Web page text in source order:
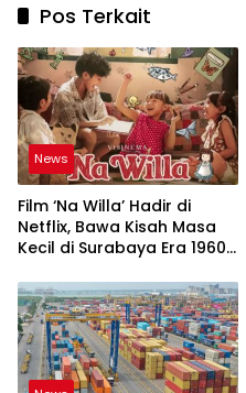
Pos Terkait
News
Film ‘Na Willa’ Hadir di
Netflix, Bawa Kisah Masa
Kecil di Surabaya Era 1960-